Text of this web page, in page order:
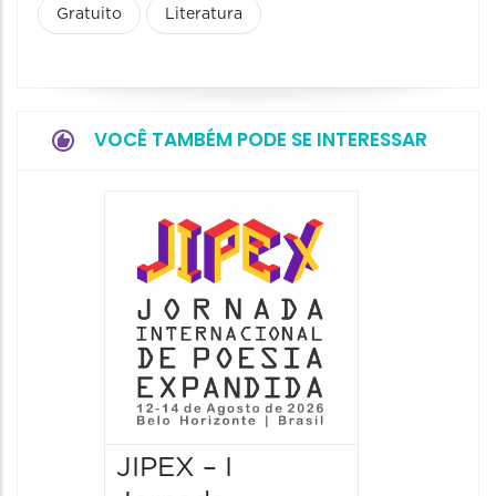
Gratuito Literatura
VOCÊ TAMBÉM PODE SE INTERESSAR
JIPEX – I